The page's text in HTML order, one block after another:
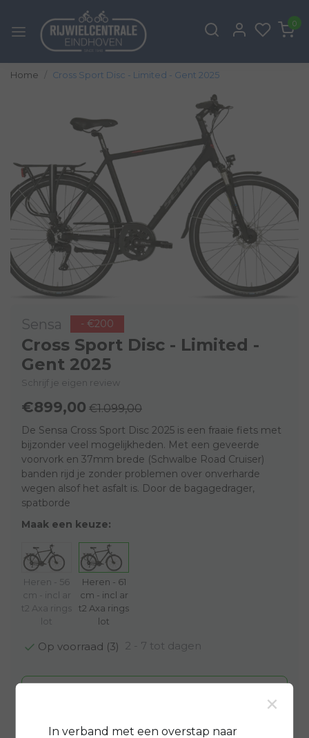
0
Home Cross Sport Disc - Limited - Gent 2025
Sensa - €200
Cross Sport Disc - Limited -
Gent 2025
Schrijf je eigen review
€899,00 €1.099,00
De Sensa Cross Sport Disc 2025 is een fraaie fiets met
bijzonder veel mogelijkheden. Met een geveerde
voorvork en 37mm brede (Schwalbe Road Cruiser)
banden rijd je zonder problemen over onverharde
wegen alsof het asfalt is. Door de bagagedrager,
spatborde
Maak een keuze:
Heren - 56
cm - incl ar
t2 Axa rings
lot
Heren - 61
cm - incl ar
t2 Axa rings
lot
Op voorraad (3) 2 - 7 tot dagen
Aan verlanglijst toevoegen
×
In verband met een overstap naar